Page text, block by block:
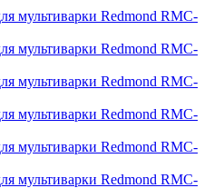
мультиварки Redmond RMC-
мультиварки Redmond RMC-
мультиварки Redmond RMC-
мультиварки Redmond RMC-
мультиварки Redmond RMC-
мультиварки Redmond RMC-